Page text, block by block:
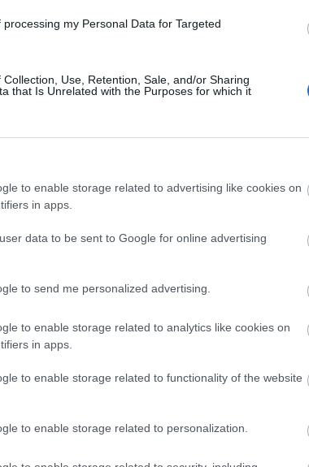
my Personal Data for Targeted
Use, Retention, Sale, and/or Sharing
that Is Unrelated with the Purposes for which it
to enable storage related to advertising like cookies on
in apps.
data to be sent to Google for online advertising
to send me personalized advertising.
to enable storage related to analytics like cookies on
in apps.
to enable storage related to functionality of the website
to enable storage related to personalization.